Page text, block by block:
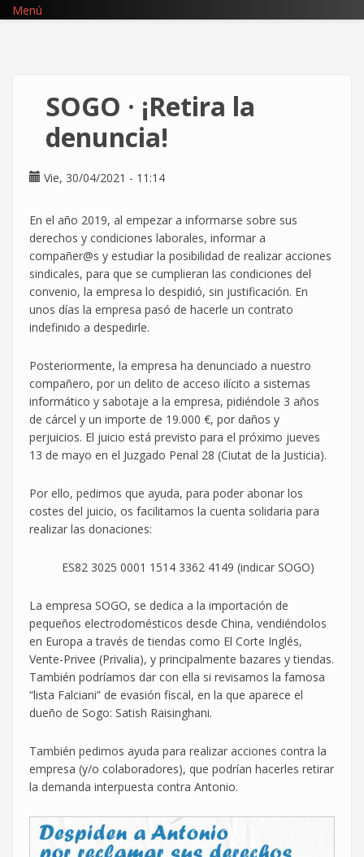
Pasar
Menú
SOGO · ¡Retira la
denuncia!
Vie, 30/04/2021 - 11:14
En el año 2019, al empezar a informarse sobre sus
derechos y condiciones laborales, informar a
compañer@s y estudiar la posibilidad de realizar acciones
sindicales, para que se cumplieran las condiciones del
convenio, la empresa lo despidió, sin justificación. En
unos días la empresa pasó de hacerle un contrato
indefinido a despedirle.
Posteriormente, la empresa ha denunciado a nuestro
compañero, por un delito de acceso ilícito a sistemas
informático y sabotaje a la empresa, pidiéndole 3 años
de cárcel y un importe de 19.000 €, por daños y
perjuicios. El juicio está previsto para el próximo jueves
13 de mayo en el Juzgado Penal 28 (Ciutat de la Justicia).
Por ello, pedimos que ayuda, para poder abonar los
costes del juicio, os facilitamos la cuenta solidaria para
realizar las donaciones:
ES82 3025 0001 1514 3362 4149 (indicar SOGO)
La empresa SOGO, se dedica a la importación de
pequeños electrodomésticos desde China, vendiéndolos
en Europa a través de tiendas como El Corte Inglés,
Vente-Privee (Privalia), y principalmente bazares y tiendas.
También podríamos dar con ella si revisamos la famosa
“lista Falciani” de evasión fiscal, en la que aparece el
dueño de Sogo: Satish Raisinghani.
También pedimos ayuda para realizar acciones contra la
empresa (y/o colaboradores), que podrían hacerles retirar
la demanda interpuesta contra Antonio.